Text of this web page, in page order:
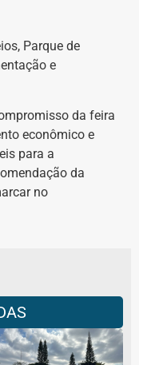
Parque de
e
da feira
econômico e
para a
da
no